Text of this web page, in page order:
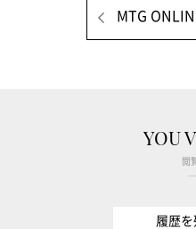
MTG
YOU
閲
履歴を